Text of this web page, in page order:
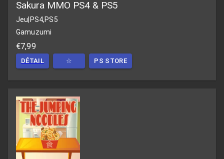
Sakura MMO PS4 & PS5
Jeu PS4,PS5
Gamuzumi
€7,99
DÉTAIL ☆ PS STORE